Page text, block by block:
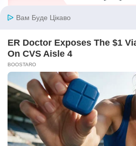
Недавні записи
Що таке фріланс у 2026 році:
відповідальність і реальні